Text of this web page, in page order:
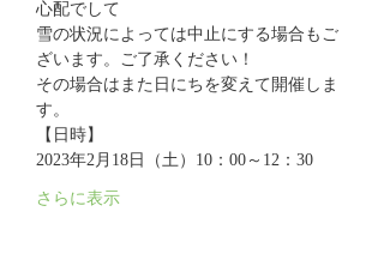
心配でして
雪の状況によっては中止にする場合もご
ざいます。ご了承ください！
その場合はまた日にちを変えて開催しま
す。
【日時】
2023年2月18日（土）10：00～12：30
さらに表示